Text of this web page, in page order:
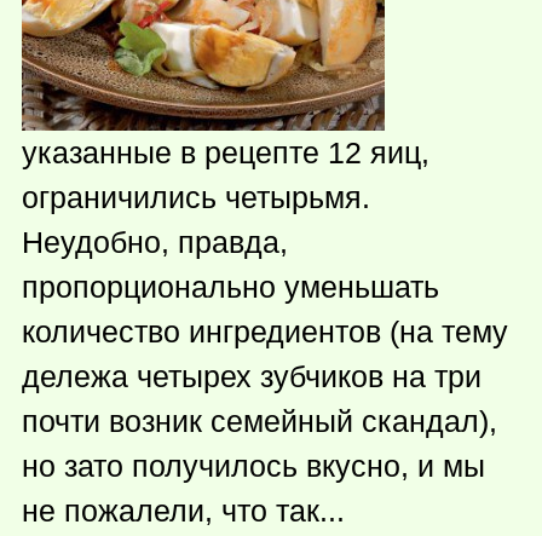
указанные в рецепте 12 яиц,
ограничились четырьмя.
Неудобно, правда,
пропорционально уменьшать
количество ингредиентов (на тему
дележа четырех зубчиков на три
почти возник семейный скандал),
но зато получилось вкусно, и мы
не пожалели, что так...